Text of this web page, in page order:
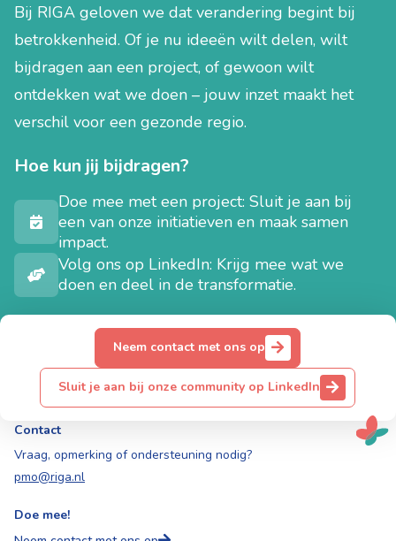
Bij RIGA geloven we dat verandering begint bij
betrokkenheid. Of je nu ideeën wilt delen, wilt
bijdragen aan een project, of gewoon wilt
ontdekken wat we doen – jouw inzet maakt het
verschil voor een gezonde regio.
Hoe kun jij bijdragen?
Doe mee met een project: Sluit je aan bij
een van onze initiatieven en maak samen
impact.
Volg ons op LinkedIn: Krijg mee wat we
doen en deel in de transformatie.
Neem contact met ons op
Sluit je aan bij onze community op LinkedIn
Contact
Vraag, opmerking of ondersteuning nodig?
pmo@riga.nl
Doe mee!